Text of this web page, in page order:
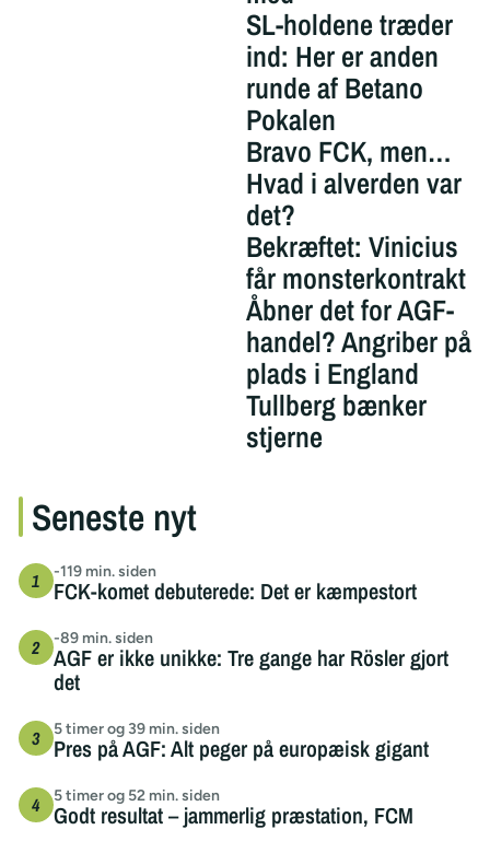
SL-holdene træder
ind: Her er anden
runde af Betano
Pokalen
Bravo FCK, men…
Hvad i alverden var
det?
Bekræftet: Vinicius
får monsterkontrakt
Åbner det for AGF-
handel? Angriber på
plads i England
Tullberg bænker
stjerne
Seneste nyt
-119 min. siden
FCK-komet debuterede: Det er kæmpestort
-89 min. siden
AGF er ikke unikke: Tre gange har Rösler gjort
det
5 timer og 39 min. siden
Pres på AGF: Alt peger på europæisk gigant
5 timer og 52 min. siden
Godt resultat – jammerlig præstation, FCM